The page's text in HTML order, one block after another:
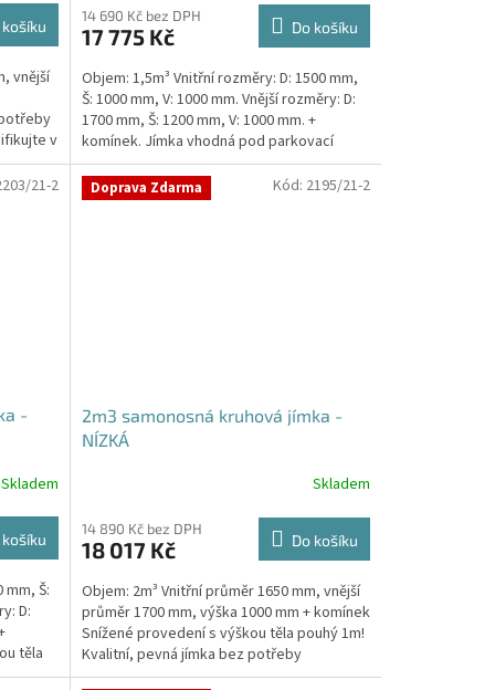
vnější
v
14 690 Kč bez DPH
17 775 Kč Do košíku
Objem: 1,5m³ Vnitřní rozměry: D: 1500 mm,
Š: 1000 mm, V: 1000 mm. Vnější rozměry: D:
1700 mm, Š: 1200 mm, V: 1000 mm. +
komínek. Jímka vhodná pod parkovací
stání,...
-
Skladem
mm, Š:
D:
těla
21-2 Doprava Zdarma
2m3 samonosná kruhová jímka -
NÍZKÁ
Skladem
14 890 Kč bez DPH
18 017 Kč Do košíku
Objem: 2m³ Vnitřní průměr 1650 mm, vnější
průměr 1700 mm, výška 1000 mm + komínek
Snížené provedení s výškou těla pouhý 1m!
Kvalitní, pevná jímka bez potřeby
obetonování Průměr...
Kód: 2195/21-2